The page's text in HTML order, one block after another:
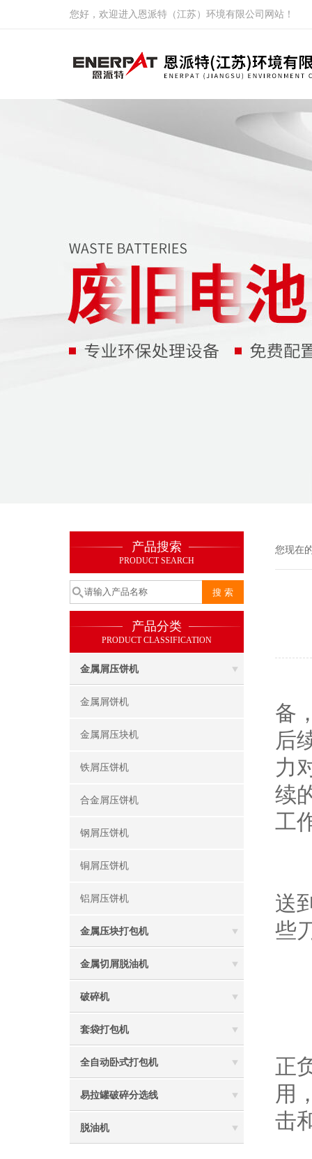
您好，欢迎进入恩派特（江苏）环境有限公司网站！
产品搜索
PRODUCT SEARCH
产品分类
PRODUCT CLASSIFICATION
金属屑压饼机
金属屑饼机
金属屑压块机
铁屑压饼机
合金屑压饼机
钢屑压饼机
铜屑压饼机
铝屑压饼机
金属压块打包机
金属切屑脱油机
破碎机
套袋打包机
全自动卧式打包机
易拉罐破碎分选线
脱油机
您现在
备
后
力
续
工
送
些
正
用
击